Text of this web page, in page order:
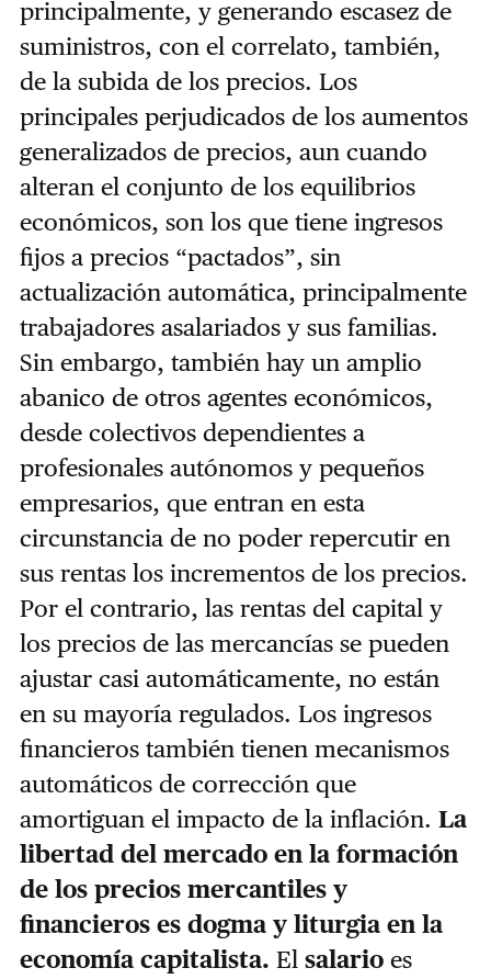
principalmente, y generando escasez de
suministros, con el correlato, también,
de la subida de los precios. Los
principales perjudicados de los aumentos
generalizados de precios, aun cuando
alteran el conjunto de los equilibrios
económicos, son los que tiene ingresos
fijos a precios “pactados”, sin
actualización automática, principalmente
trabajadores asalariados y sus familias.
Sin embargo, también hay un amplio
abanico de otros agentes económicos,
desde colectivos dependientes a
profesionales autónomos y pequeños
empresarios, que entran en esta
circunstancia de no poder repercutir en
sus rentas los incrementos de los precios.
Por el contrario, las rentas del capital y
los precios de las mercancías se pueden
ajustar casi automáticamente, no están
en su mayoría regulados. Los ingresos
financieros también tienen mecanismos
automáticos de corrección que
amortiguan el impacto de la inflación. La
libertad del mercado en la formación
de los precios mercantiles y
financieros es dogma y liturgia en la
economía capitalista. El salarioes